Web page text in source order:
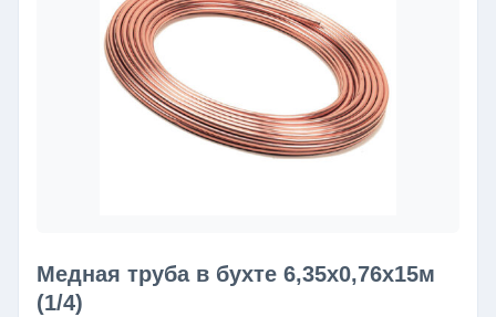
Медная труба в бухте 6,35х0,76х15м
(1/4)